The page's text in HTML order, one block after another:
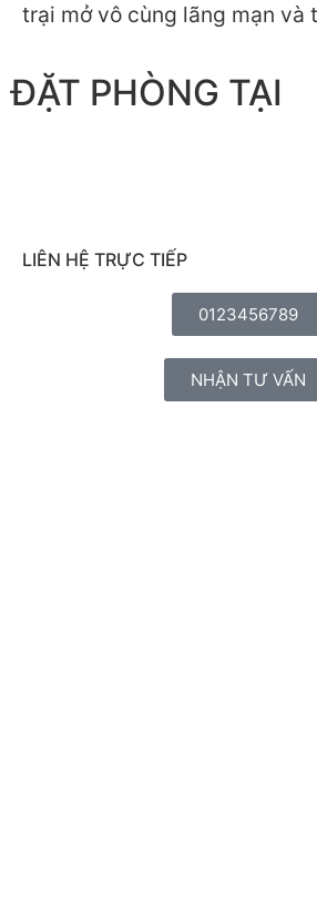
trại mở vô cùng lãng mạn và
ĐẶT PHÒNG TẠI
LIÊN HỆ TRỰC TIẾP
0123456789
NHẬN TƯ VẤN